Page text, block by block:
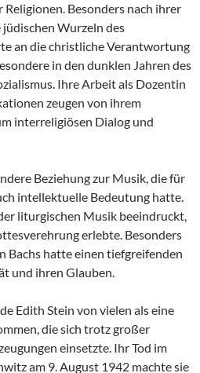
Besonders nach ihrer
Wurzeln des
an die christliche Verantwortung
in den dunklen Jahren des
Ihre Arbeit als Dozentin
zeugen von ihrem
interreligiösen Dialog und
Beziehung zur Musik, die für
intellektuelle Bedeutung hatte.
liturgischen Musik beeindruckt,
erlebte. Besonders
Bachs hatte einen tiefgreifenden
und ihren Glauben.
Edith Stein von vielen als eine
die sich trotz großer
einsetzte. Ihr Tod im
am 9. August 1942 machte sie